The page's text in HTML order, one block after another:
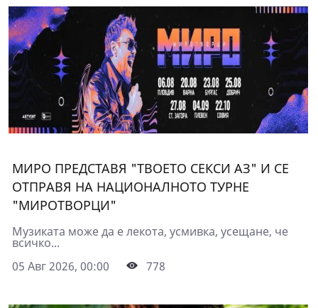
МИРО ПРЕДСТАВЯ "ТВОЕТО СЕКСИ АЗ" И СЕ
ОТПРАВЯ НА НАЦИОНАЛНОТО ТУРНЕ
"МИРОТВОРЦИ"
Музиката може да е лекота, усмивка, усещане, че
всичко...
05 Авг 2026, 00:00
778